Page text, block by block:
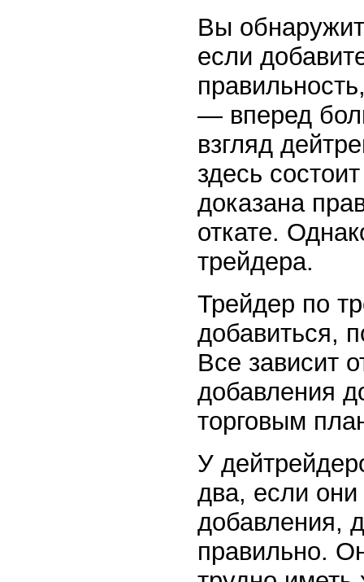
Вы
если
— вперед
взгляд
здесь
доказана
откате.
трейдера.
Трейдер по
добавиться,
Все зависит
добавления
торговым
У
два, если
добавления,
правильно.